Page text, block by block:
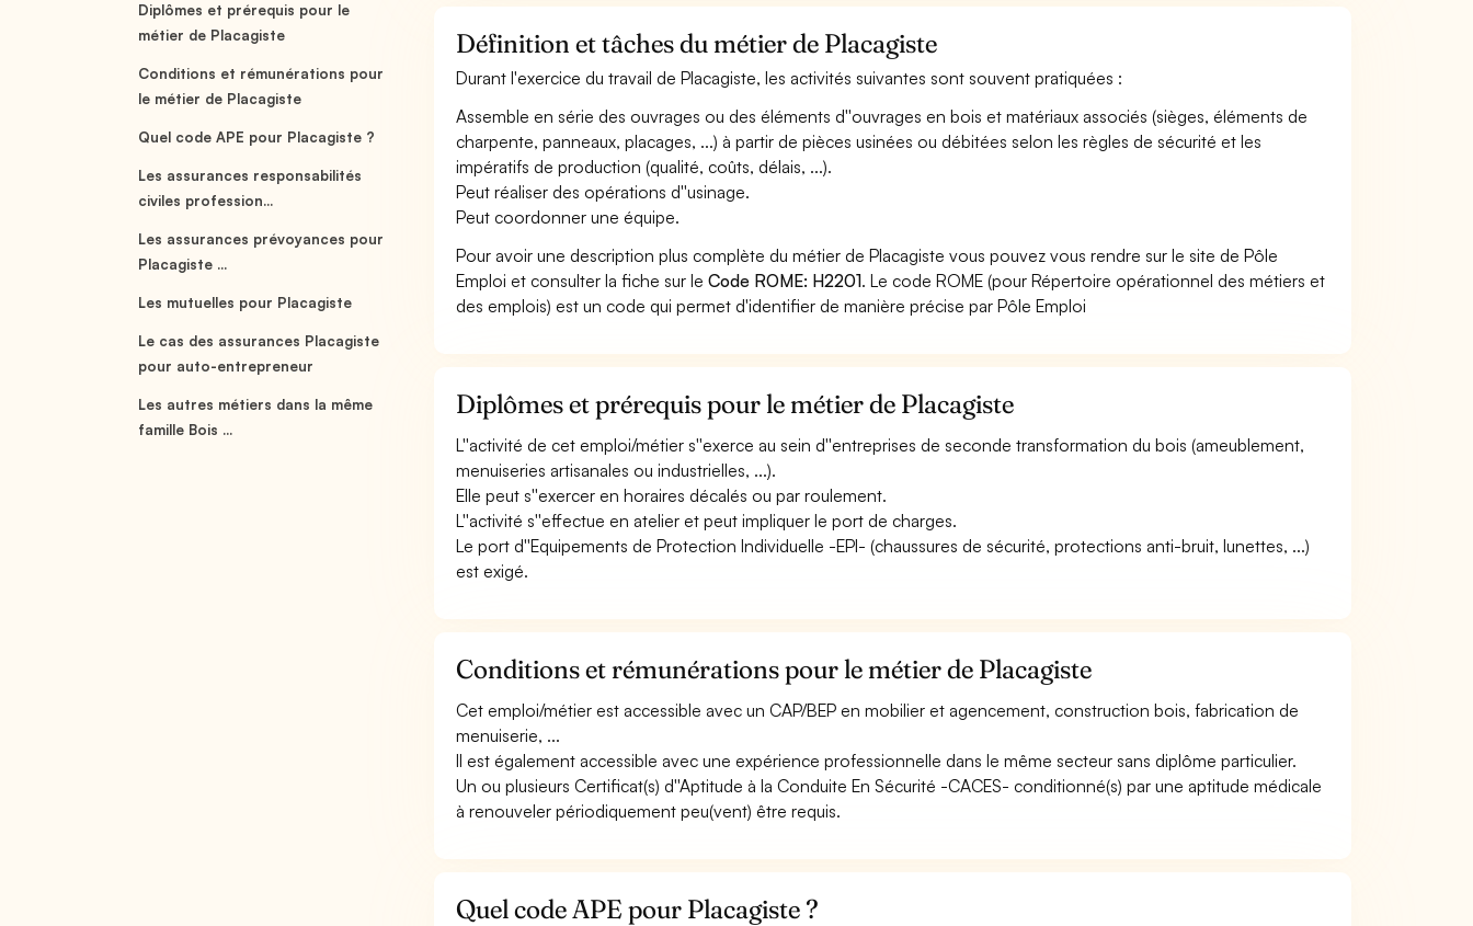
Diplômes et prérequis pour le
métier de Placagiste
Conditions et rémunérations pour
le métier de Placagiste
Quel code APE pour Placagiste ?
Les assurances responsabilités
civiles profession...
Les assurances prévoyances pour
Placagiste ...
Les mutuelles pour Placagiste
Le cas des assurances Placagiste
pour auto-entrepreneur
Les autres métiers dans la même
famille Bois ...
Définition et tâches du métier de Placagiste
Durant l'exercice du travail de Placagiste, les activités suivantes sont souvent pratiquées :
Assemble en série des ouvrages ou des éléments d''ouvrages en bois et matériaux associés (sièges, éléments de
charpente, panneaux, placages, ...) à partir de pièces usinées ou débitées selon les règles de sécurité et les
impératifs de production (qualité, coûts, délais, ...).
Peut réaliser des opérations d''usinage.
Peut coordonner une équipe.
Pour avoir une description plus complète du métier de Placagiste vous pouvez vous rendre sur le site de Pôle
Emploi et consulter la fiche sur leCode ROME: H2201. Le code ROME (pour Répertoire opérationnel des métiers et
des emplois) est un code qui permet d'identifier de manière précise par Pôle Emploi
Diplômes et prérequis pour le métier de Placagiste
L''activité de cet emploi/métier s''exerce au sein d''entreprises de seconde transformation du bois (ameublement,
menuiseries artisanales ou industrielles, ...).
Elle peut s''exercer en horaires décalés ou par roulement.
L''activité s''effectue en atelier et peut impliquer le port de charges.
Le port d''Equipements de Protection Individuelle -EPI- (chaussures de sécurité, protections anti-bruit, lunettes, ...)
est exigé.
Conditions et rémunérations pour le métier de Placagiste
Cet emploi/métier est accessible avec un CAP/BEP en mobilier et agencement, construction bois, fabrication de
menuiserie, ...
Il est également accessible avec une expérience professionnelle dans le même secteur sans diplôme particulier.
Un ou plusieurs Certificat(s) d''Aptitude à la Conduite En Sécurité -CACES- conditionné(s) par une aptitude médicale
à renouveler périodiquement peu(vent) être requis.
Quel code APE pour Placagiste ?